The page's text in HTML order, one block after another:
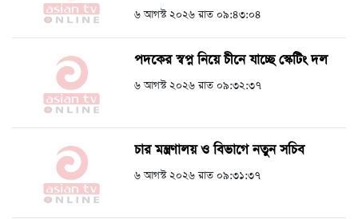
৬ আগস্ট ২০২৬ রাত ০৯:৪৩:০৪
পদকের স্বপ্ন নিয়ে চীনে যাচ্ছে স্কেটিং দল
৬ আগস্ট ২০২৬ রাত ০৯:৩২:৩৭
চার মন্ত্রণালয় ও বিভাগে নতুন সচিব
৬ আগস্ট ২০২৬ রাত ০৯:৩১:৩৭